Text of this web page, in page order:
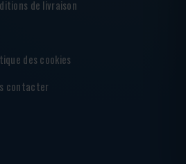
de livraison
des cookies
contacter